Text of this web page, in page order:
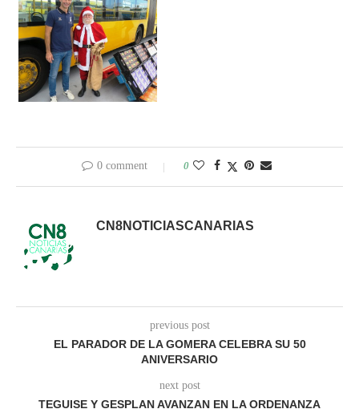
0 comment 0
CN8NOTICIASCANARIAS
previous post
EL PARADOR DE LA GOMERA CELEBRA SU 50
ANIVERSARIO
next post
TEGUISE Y GESPLAN AVANZAN EN LA ORDENANZA